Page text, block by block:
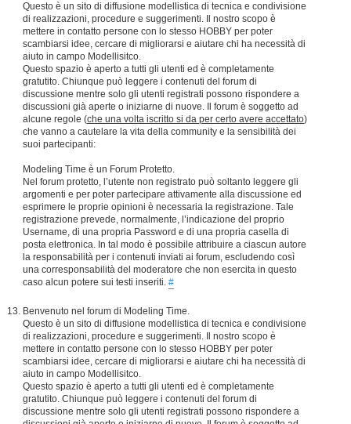
Questo è un sito di diffusione modellistica di tecnica e condivisione
di realizzazioni, procedure e suggerimenti. Il nostro scopo è
mettere in contatto persone con lo stesso HOBBY per poter
scambiarsi idee, cercare di migliorarsi e aiutare chi ha necessità di
aiuto in campo Modellisitco.
Questo spazio è aperto a tutti gli utenti ed è completamente
gratutito. Chiunque può leggere i contenuti del forum di
discussione mentre solo gli utenti registrati possono rispondere a
discussioni già aperte o iniziarne di nuove. Il forum è soggetto ad
alcune regole (che una volta iscritto si da per certo avere accettato)
che vanno a cautelare la vita della community e la sensibilità dei
suoi partecipanti:
Modeling Time è un Forum Protetto.
Nel forum protetto, l’utente non registrato può soltanto leggere gli
argomenti e per poter partecipare attivamente alla discussione ed
esprimere le proprie opinioni è necessaria la registrazione. Tale
registrazione prevede, normalmente, l’indicazione del proprio
Username, di una propria Password e di una propria casella di
posta elettronica. In tal modo è possibile attribuire a ciascun autore
la responsabilità per i contenuti inviati ai forum, escludendo così
una corresponsabilità del moderatore che non esercita in questo
caso alcun potere sui testi inseriti. #
Benvenuto nel forum di Modeling Time.
Questo è un sito di diffusione modellistica di tecnica e condivisione
di realizzazioni, procedure e suggerimenti. Il nostro scopo è
mettere in contatto persone con lo stesso HOBBY per poter
scambiarsi idee, cercare di migliorarsi e aiutare chi ha necessità di
aiuto in campo Modellisitco.
Questo spazio è aperto a tutti gli utenti ed è completamente
gratutito. Chiunque può leggere i contenuti del forum di
discussione mentre solo gli utenti registrati possono rispondere a